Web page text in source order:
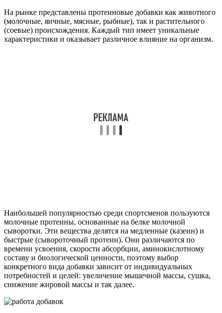
На рынке представлены протеиновые добавки как животного
(молочные, яичные, мясные, рыбные), так и растительного
(соевые) происхождения. Каждый тип имеет уникальные
характеристики и оказывает различное влияние на организм.
Наибольшей популярностью среди спортсменов пользуются
молочные протеины, основанные на белке молочной
сыворотки. Эти вещества делятся на медленные (казеин) и
быстрые (сывороточный протеин). Они различаются по
времени усвоения, скорости абсорбции, аминокислотному
составу и биологической ценности, поэтому выбор
конкретного вида добавки зависит от индивидуальных
потребностей и целей: увеличение мышечной массы, сушка,
снижение жировой массы и так далее.